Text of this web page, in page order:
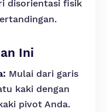
disorientasi fisik
Ini
Mulai dari garis
kaki dengan
pivot Anda.